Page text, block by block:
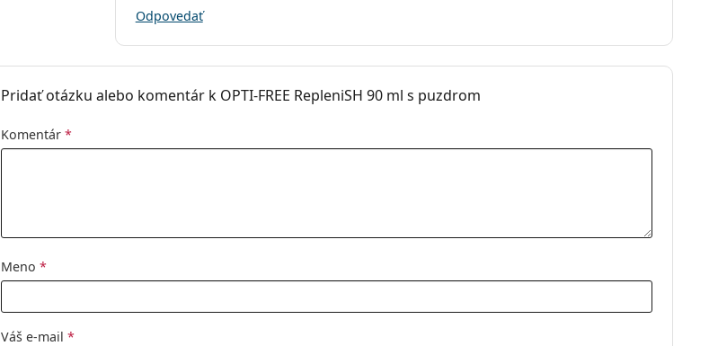
Odpovedať
Pridať otázku alebo komentár k OPTI-FREE RepleniSH 90 ml s puzdrom
Komentár *
Meno *
Váš e-mail *